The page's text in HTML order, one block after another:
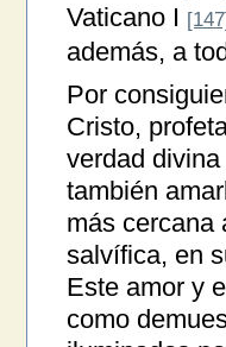
Vaticano I [147]
además, a
Por
Cristo,
verdad
también
más cercana
salvífica, en
Este amor y
como